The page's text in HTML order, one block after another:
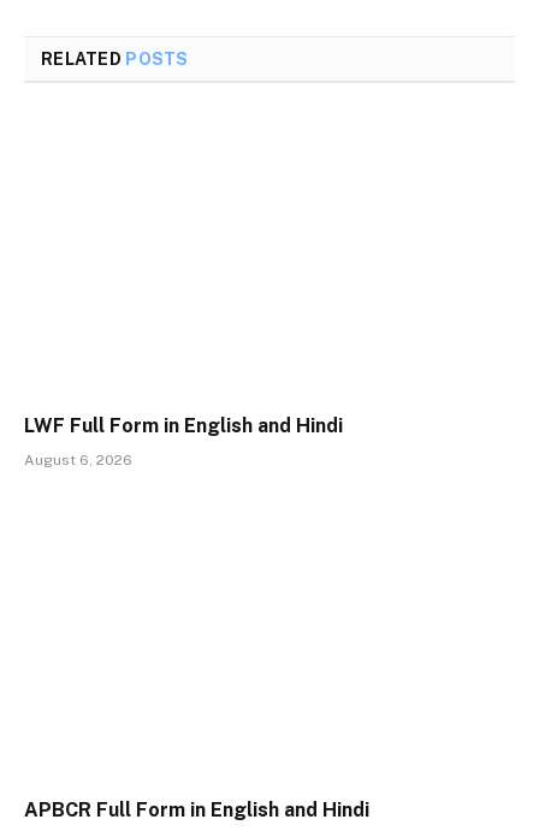
RELATED POSTS
LWF Full Form in English and Hindi
August 6, 2026
APBCR Full Form in English and Hindi